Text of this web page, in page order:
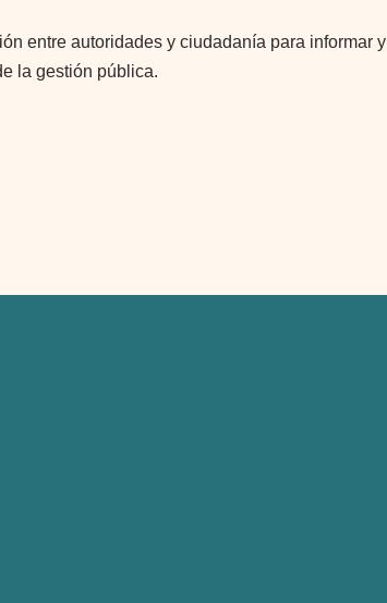
entre autoridades y ciudadanía para informar y
la gestión pública.